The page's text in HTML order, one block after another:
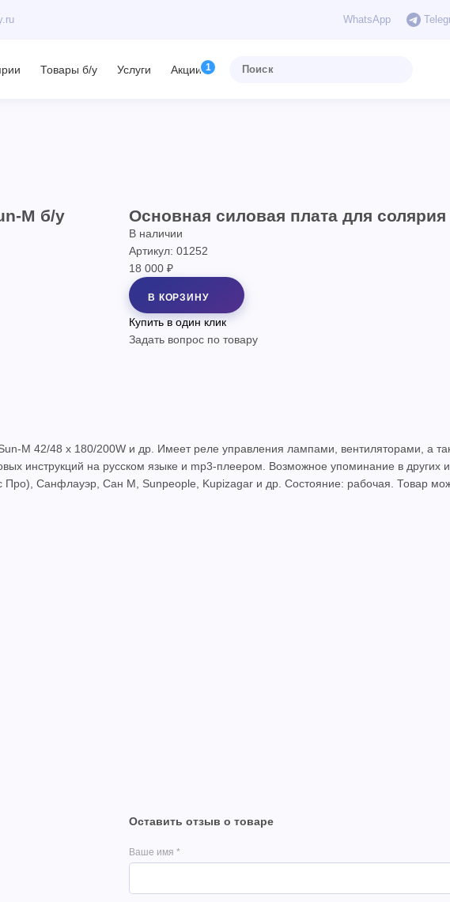
WhatsApp
Товары б/у Услуги Акции
M б/у Основная силовая плата для солярия
В наличии
Артикул: 01252
18 000 ₽
В КОРЗИНУ
Купить в один клик
Задать вопрос по товару
M 42/48 x 180/200W и др. Имеет реле управления лампами, вентиляторами, а
инструкций на русском языке и mp3-плеером. Возможное упоминание в других
Санфлауэр, Сан М, Sunpeople, Kupizagar и др. Состояние: рабочая. Товар
Оставить отзыв о товаре
Ваше имя *